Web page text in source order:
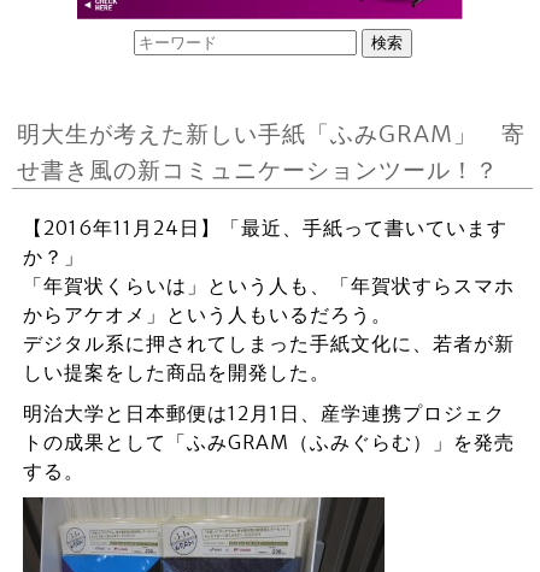
明大生が考えた新しい手紙「ふみGRAM」 寄
せ書き風の新コミュニケーションツール！？
【2016年11月24日】「最近、手紙って書いています
か？」
「年賀状くらいは」という人も、「年賀状すらスマホ
からアケオメ」という人もいるだろう。
デジタル系に押されてしまった手紙文化に、若者が新
しい提案をした商品を開発した。
明治大学と日本郵便は12月1日、産学連携プロジェク
トの成果として「ふみGRAM（ふみぐらむ）」を発売
する。